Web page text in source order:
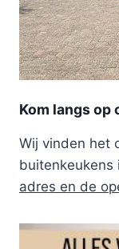
Kom langs op
Wij vinden het
buitenkeukens
adres en de